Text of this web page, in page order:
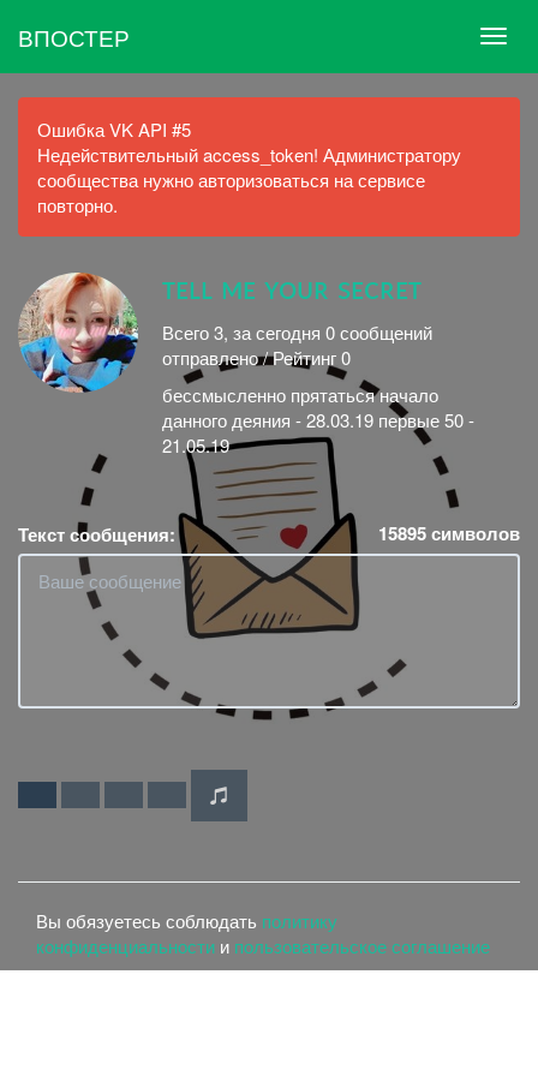
ВПОСТЕР
Ошибка VK API #5
Недействительный access_token! Администратору
сообщества нужно авторизоваться на сервисе
повторно.
ᴛᴇʟʟ ᴍᴇ ʏᴏᴜʀ sᴇᴄʀᴇᴛ
Всего 3, за сегодня 0 сообщений
отправлено / Рейтинг 0
бессмысленно прятаться начало
данного деяния - 28.03.19 первые 50 -
21.05.19
Текст сообщения: 15895символов
Вы обязуетесь соблюдать политику
конфиденциальности и пользовательское соглашение